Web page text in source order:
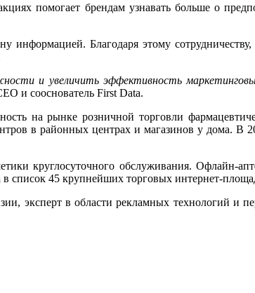
помогает брендам узнавать больше о
информацией. Благодаря этому сотрудничеству,
и увеличить эффективность
и сооснователь First Data.
на рынке розничной торговли
в районных центрах и магазинов у дома. В
круглосуточного обслуживания. Офлайн-
список 45 крупнейших торговых интернет-
эксперт в области рекламных технологий и